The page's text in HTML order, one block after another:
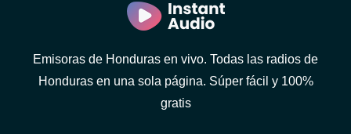
Emisoras de Honduras en vivo. Todas las radios de
Honduras en una sola página. Súper fácil y 100%
gratis